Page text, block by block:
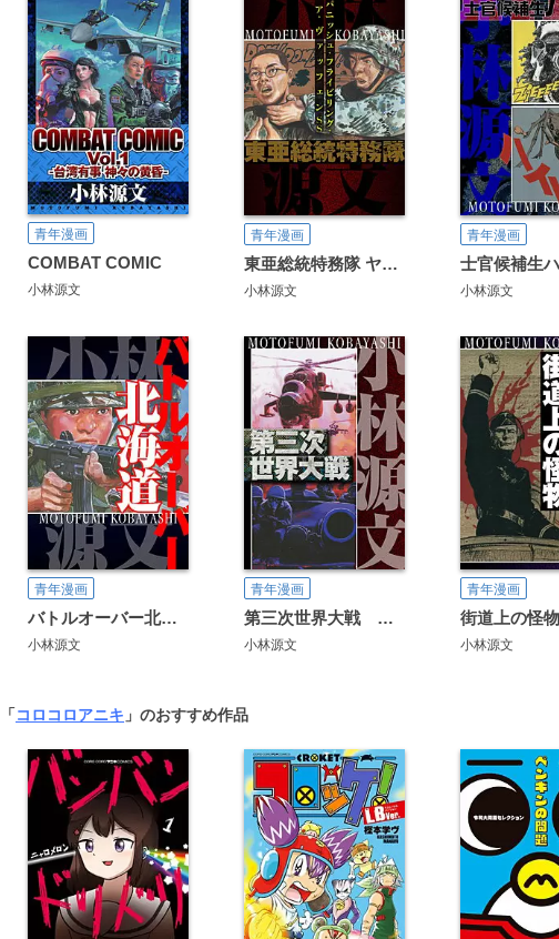
青年漫画
COMBAT COMIC
小林源文
青年漫画
東亜総統特務隊 ヤパニッシュ・フライビリング・デア・ヴァッフェンSS
小林源文
青年漫画
小林源文
青年漫画
バトルオーバー北海道 愛蔵版
小林源文
青年漫画
第三次世界大戦 愛蔵版
小林源文
青年漫画
小林源文
「コロコロアニキ 」のおすすめ作品